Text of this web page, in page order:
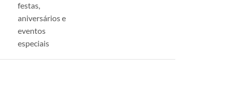
festas,
aniversários e
eventos
especiais